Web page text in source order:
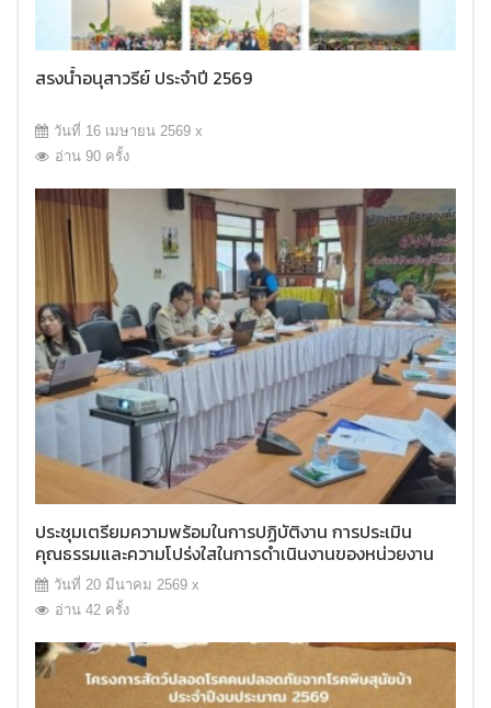
สรงน้ำอนุสาวรีย์ ประจำปี 2569
วันที่ 16 เมษายน 2569 x
อ่าน 90 ครั้ง
ประชุมเตรียมความพร้อมในการปฏิบัติงาน การประเมิน
คุณธรรมและความโปร่งใสในการดำเนินงานของหน่วยงาน
ภาครัฐ (ITA)
วันที่ 20 มีนาคม 2569 x
อ่าน 42 ครั้ง